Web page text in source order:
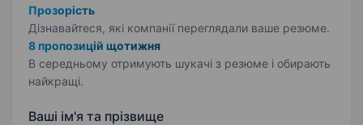
Прозорість
Дізнавайтеся, які компанії переглядали ваше резюме.
8 пропозицій щотижня
В середньому отримують шукачі з резюме і обирають
найкращі.
Ваші ім'я та прізвище